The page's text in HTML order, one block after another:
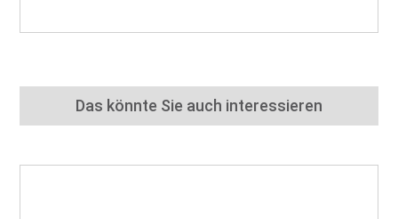
Das könnte Sie auch interessieren